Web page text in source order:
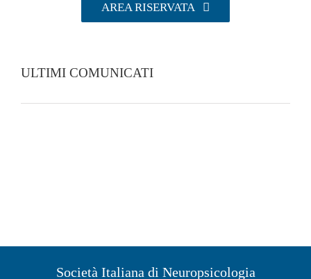
AREA RISERVATA
ULTIMI COMUNICATI
Società Italiana di Neuropsicologia